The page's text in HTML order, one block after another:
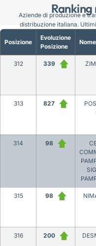
Posizione
Evoluzione
Posizione
312 339
313 827
314 98
315 98
316 200
Aziende di produzione e
distribuzione italiana.